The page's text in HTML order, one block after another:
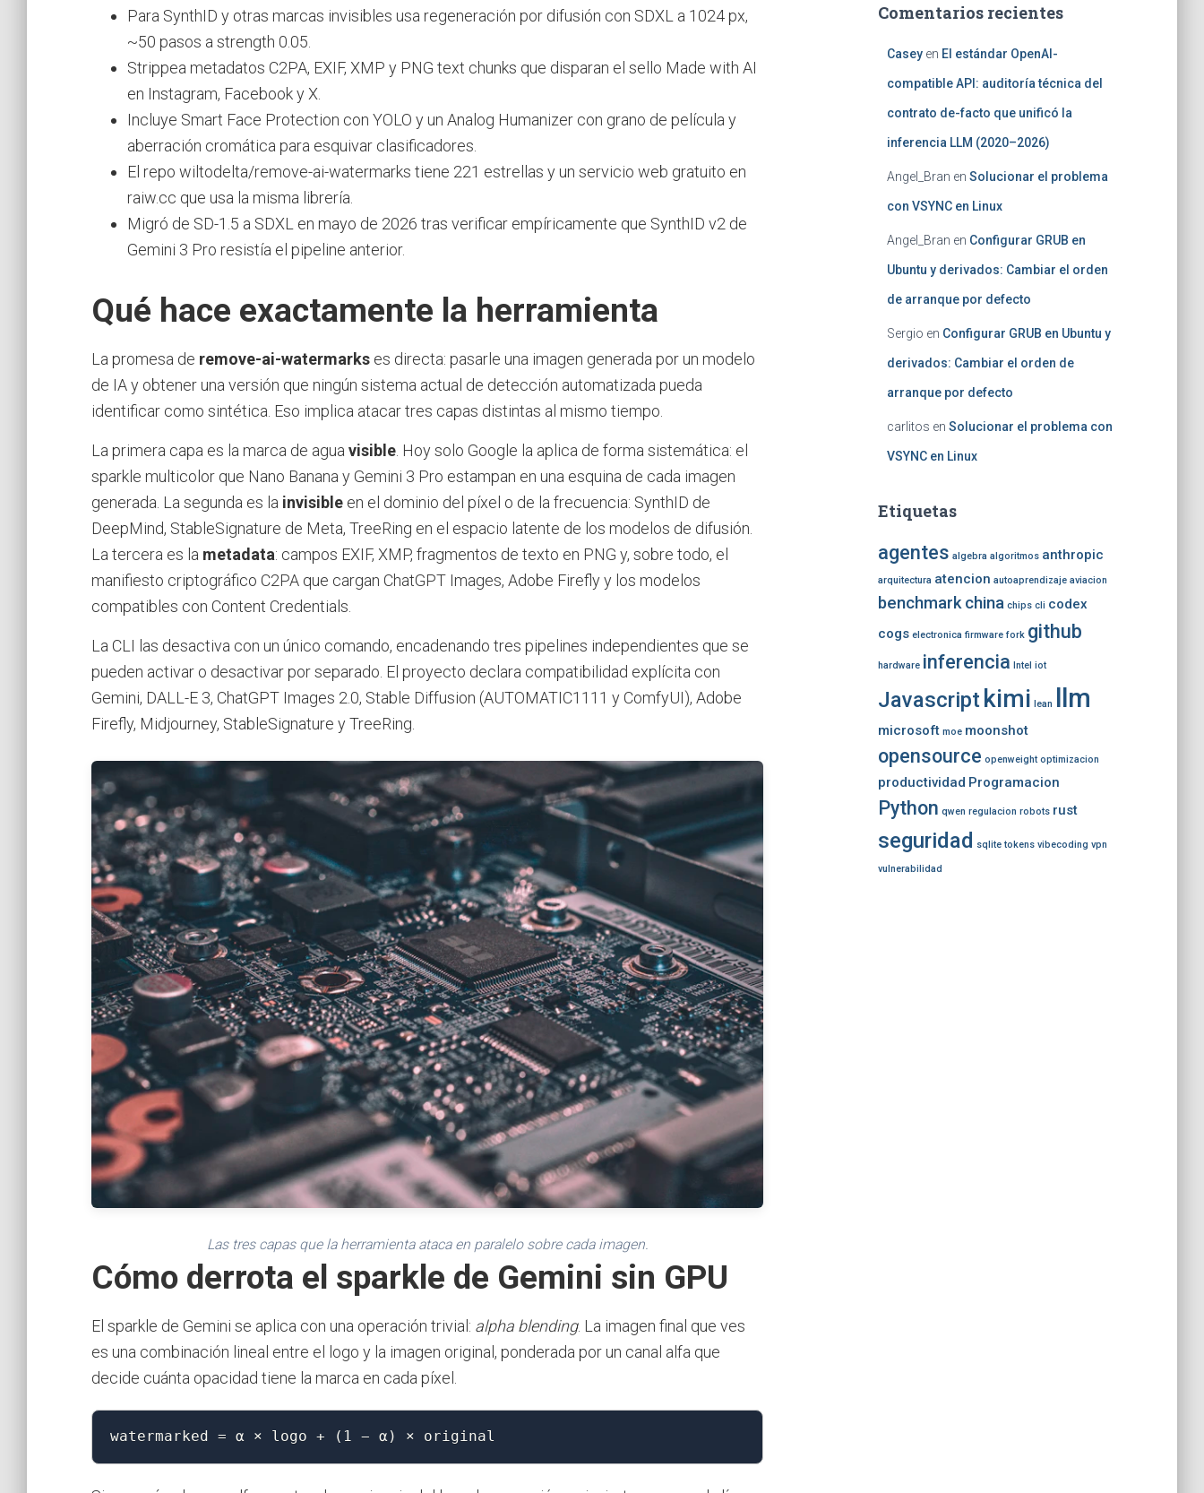
Para SynthID y otras marcas invisibles usa regeneración por difusión con SDXL a 1024 px,
~50 pasos a strength 0.05.
Strippea metadatos C2PA, EXIF, XMP y PNG text chunks que disparan el sello Made with AI
en Instagram, Facebook y X.
Incluye Smart Face Protection con YOLO y un Analog Humanizer con grano de película y
aberración cromática para esquivar clasificadores.
El repo wiltodelta/remove-ai-watermarks tiene 221 estrellas y un servicio web gratuito en
raiw.cc que usa la misma librería.
Migró de SD-1.5 a SDXL en mayo de 2026 tras verificar empíricamente que SynthID v2 de
Gemini 3 Pro resistía el pipeline anterior.
Qué hace exactamente la herramienta
La promesa de remove-ai-watermarks es directa: pasarle una imagen generada por un modelo
de IA y obtener una versión que ningún sistema actual de detección automatizada pueda
identificar como sintética. Eso implica atacar tres capas distintas al mismo tiempo.
La primera capa es la marca de agua visible . Hoy solo Google la aplica de forma sistemática: el
sparkle multicolor que Nano Banana y Gemini 3 Pro estampan en una esquina de cada imagen
generada. La segunda es la invisible en el dominio del píxel o de la frecuencia: SynthID de
DeepMind, StableSignature de Meta, TreeRing en el espacio latente de los modelos de difusión.
La tercera es la metadata: campos EXIF, XMP, fragmentos de texto en PNG y, sobre todo, el
manifiesto criptográfico C2PA que cargan ChatGPT Images, Adobe Firefly y los modelos
compatibles con Content Credentials.
La CLI las desactiva con un único comando, encadenando tres pipelines independientes que se
pueden activar o desactivar por separado. El proyecto declara compatibilidad explícita con
Gemini, DALL-E 3, ChatGPT Images 2.0, Stable Diffusion (AUTOMATIC1111 y ComfyUI), Adobe
Firefly, Midjourney, StableSignature y TreeRing.
Las tres capas que la herramienta ataca en paralelo sobre cada imagen.
Cómo derrota el sparkle de Gemini sin GPU
El sparkle de Gemini se aplica con una operación trivial: alpha blending. La imagen final que ves
es una combinación lineal entre el logo y la imagen original, ponderada por un canal alfa que
decide cuánta opacidad tiene la marca en cada píxel.
watermarked = α × logo + (1 − α) × original
Comentarios recientes
Caseyen El estándar OpenAI-
compatible API: auditoría técnica del
contrato de-facto que unificó la
inferencia LLM (2020–2026)
Angel_Bran en Solucionar el problema
con VSYNC en Linux
Angel_Bran en Configurar GRUB en
Ubuntu y derivados: Cambiar el orden
de arranque por defecto
Sergio en Configurar GRUB en Ubuntu y
derivados: Cambiar el orden de
arranque por defecto
carlitos en Solucionar el problema con
VSYNC en Linux
Etiquetas
agentes algebra algoritmos anthropic
arquitectura atencion autoaprendizaje aviacion
benchmark china chips cli codex
cogs electronica firmware fork github
hardware inferencia Intel iot
Javascript kimi lean llm
microsoft moe moonshot
opensource openweight optimizacion
productividad Programacion
Python qwen regulacion robots rust
seguridad sqlite tokens vibecoding vpn
vulnerabilidad